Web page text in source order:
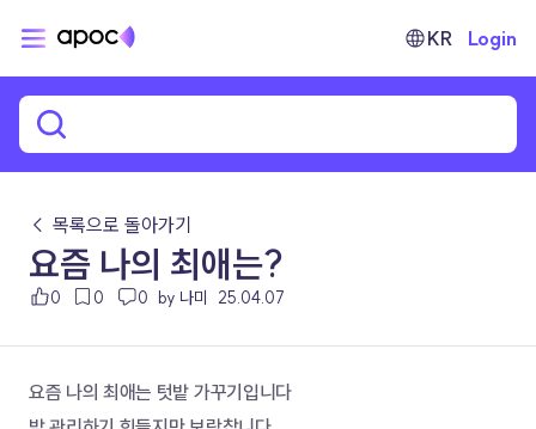
KR Login
← 목록으로 돌아가기
요즘 나의 최애는?
0 0 0 by 나미 25.04.07
요즘 나의 최애는 텃밭 가꾸기입니다